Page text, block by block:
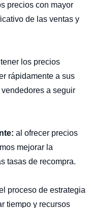
precios con mayor
de las ventas y
los precios
rápidamente a sus
a seguir
al ofrecer precios
mejorar la
tasas de recompra.
proceso de estrategia
tiempo y recursos